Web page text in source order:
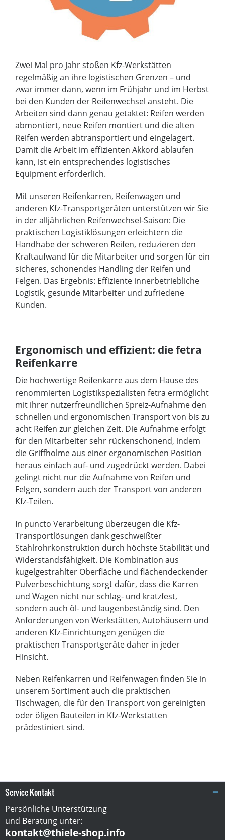
Zwei Mal pro Jahr stoßen Kfz-Werkstätten
regelmäßig an ihre logistischen Grenzen – und
zwar immer dann, wenn im Frühjahr und im Herbst
bei den Kunden der Reifenwechsel ansteht. Die
Arbeiten sind dann genau getaktet: Reifen werden
abmontiert, neue Reifen montiert und die alten
Reifen werden abtransportiert und eingelagert.
Damit die Arbeit im effizienten Akkord ablaufen
kann, ist ein entsprechendes logistisches
Equipment erforderlich.
Mit unseren Reifenkarren, Reifenwagen und
anderen Kfz-Transportgeräten unterstützen wir Sie
in der alljährlichen Reifenwechsel-Saison: Die
praktischen Logistiklösungen erleichtern die
Handhabe der schweren Reifen, reduzieren den
Kraftaufwand für die Mitarbeiter und sorgen für ein
sicheres, schonendes Handling der Reifen und
Felgen. Das Ergebnis: Effiziente innerbetriebliche
Logistik, gesunde Mitarbeiter und zufriedene
Kunden.
Ergonomisch und effizient: die fetra
Reifenkarre
Die hochwertige Reifenkarre aus dem Hause des
renommierten Logistikspezialisten fetra ermöglicht
mit ihrer nutzerfreundlichen Spreiz-Aufnahme den
schnellen und ergonomischen Transport von bis zu
acht Reifen zur gleichen Zeit. Die Aufnahme erfolgt
für den Mitarbeiter sehr rückenschonend, indem
die Griffholme aus einer ergonomischen Position
heraus einfach auf- und zugedrückt werden. Dabei
gelingt nicht nur die Aufnahme von Reifen und
Felgen, sondern auch der Transport von anderen
Kfz-Teilen.
In puncto Verarbeitung überzeugen die Kfz-
Transportlösungen dank geschweißter
Stahlrohrkonstruktion durch höchste Stabilität und
Widerstandsfähigkeit. Die Kombination aus
kugelgestrahlter Oberfläche und flächendeckender
Pulverbeschichtung sorgt dafür, dass die Karren
und Wagen nicht nur schlag- und kratzfest,
sondern auch öl- und laugenbeständig sind. Den
Anforderungen von Werkstätten, Autohäusern und
anderen Kfz-Einrichtungen genügen die
praktischen Transportgeräte daher in jeder
Hinsicht.
Neben Reifenkarren und Reifenwagen finden Sie in
unserem Sortiment auch die praktischen
Tischwagen, die für den Transport von gereinigten
oder öligen Bauteilen in Kfz-Werkstatten
prädestiniert sind.
Service Kontakt
Persönliche Unterstützung
und Beratung unter:
kontakt@thiele-shop.info